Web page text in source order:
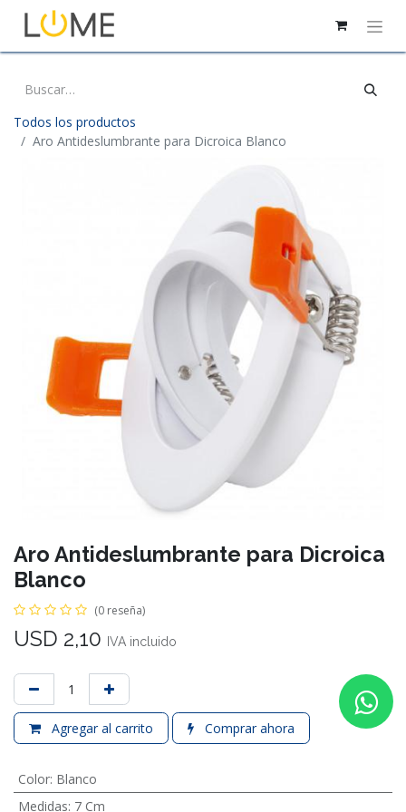
Todos los productos
Aro Antideslumbrante para Dicroica Blanco
Aro Antideslumbrante para Dicroica
Blanco
(0 reseña)
USD 2,10 IVA incluido
Agregar al carrito Comprar ahora
Color: Blanco
Medidas: 7 Cm